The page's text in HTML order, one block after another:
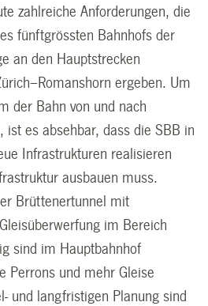
zahlreiche Anforderungen, die
fünftgrössten Bahnhofs der
an den Hauptstrecken
ergeben. Um
der Bahn von und nach
ist es absehbar, dass die SBB in
Infrastrukturen realisieren
ausbauen muss.
Brüttenertunnel mit
im Bereich
sind im Hauptbahnhof
Perrons und mehr Gleise
und langfristigen Planung sind